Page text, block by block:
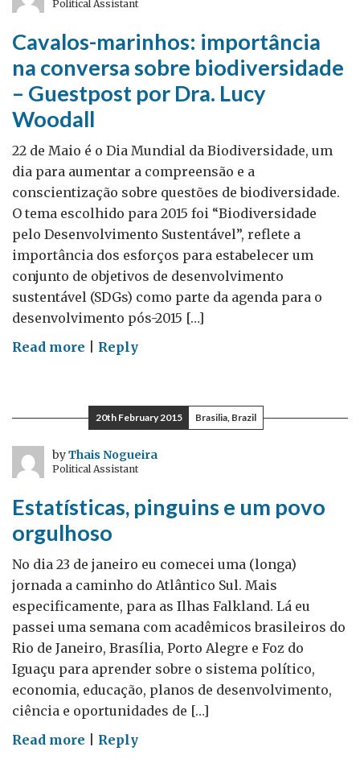
Guestpost
Michael
Delaney
Political Assistant
Cavalos-marinhos: importância
na conversa sobre biodiversidade
– Guestpost por Dra. Lucy
Woodall
22 de Maio é o Dia Mundial da Biodiversidade, um
dia para aumentar a compreensão e a
conscientização sobre questões de biodiversidade.
O tema escolhido para 2015 foi “Biodiversidade
pelo Desenvolvimento Sustentável”, reflete a
importância dos esforços para estabelecer um
conjunto de objetivos de desenvolvimento
sustentável (SDGs) como parte da agenda para o
desenvolvimento pós-2015 […]
Read more on
importância
na
conversa
sobre
–
Guestpost
por
Dra.
Woodall
Reply
20th February 2015 Brasilia, Brazil
byThais Nogueira
Political Assistant
Estatísticas, pinguins e um povo
orgulhoso
No dia 23 de janeiro eu comecei uma (longa)
jornada a caminho do Atlântico Sul. Mais
especificamente, para as Ilhas Falkland. Lá eu
passei uma semana com acadêmicos brasileiros do
Rio de Janeiro, Brasília, Porto Alegre e Foz do
Iguaçu para aprender sobre o sistema político,
economia, educação, planos de desenvolvimento,
ciência e oportunidades de […]
Read more onReply